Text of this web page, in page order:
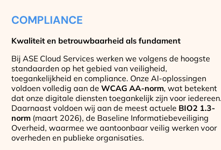
COMPLIANCE
Kwaliteit en betrouwbaarheid als fundament
Bij ASE Cloud Services werken we volgens de hoogste
standaarden op het gebied van veiligheid,
toegankelijkheid en compliance. Onze AI-oplossingen
voldoen volledig aan de WCAG AA-norm, wat betekent
dat onze digitale diensten toegankelijk zijn voor
Daarnaast voldoen wij aan de meest actuele BIO2 1.3-
norm (maart 2026), de Baseline Informatiebeveiliging
Overheid, waarmee we aantoonbaar veilig werken voor
overheden en publieke organisaties.